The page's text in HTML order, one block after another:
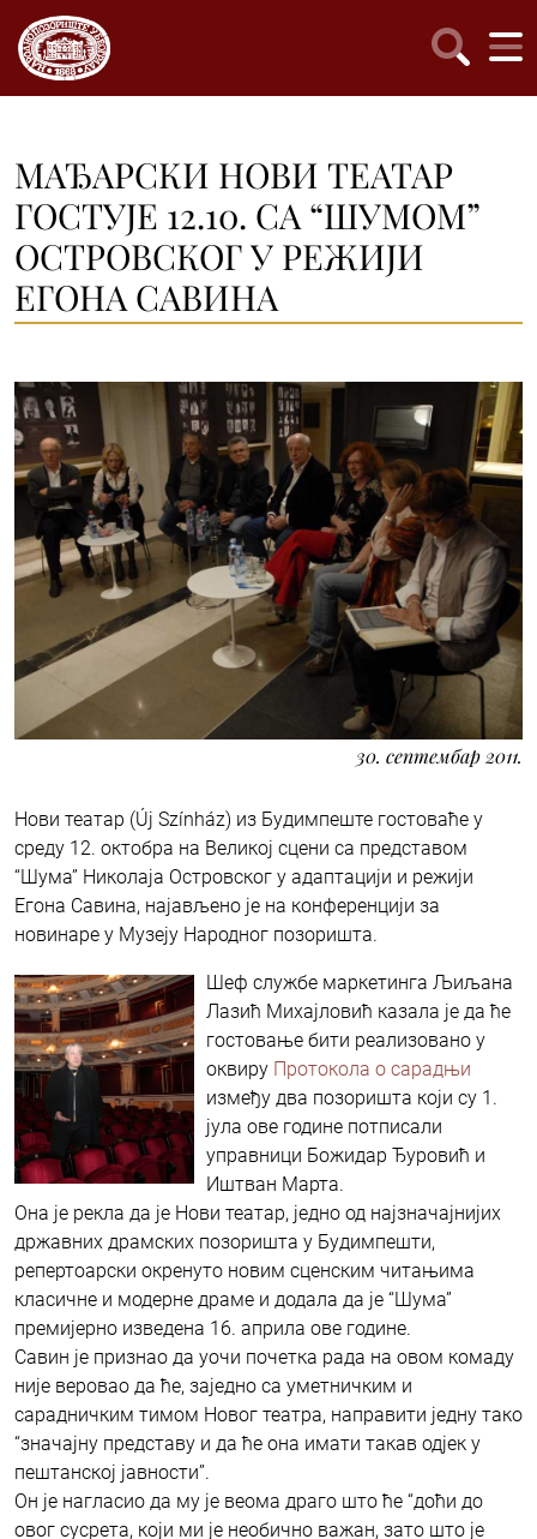
МАЂАРСКИ НОВИ ТЕАТАР
ГОСТУЈЕ 12.10. СА “ШУМОМ”
ОСТРОВСКОГ У РЕЖИЈИ
ЕГОНА САВИНА
30. септембар 2011.
Нови театар (Új Színház) из Будимпеште гостоваће у
среду 12. октобра на Великој сцени са представом
“Шума” Николаја Островског у адаптацији и режији
Егона Савина, најављено је на конференцији за
новинаре у Музеју Народног позоришта.
Шеф службе маркетинга Љиљана
Лазић Михајловић казала је да ће
гостовање бити реализовано у
оквиру Протокола о сарадњи
између два позоришта који су 1.
јула ове године потписали
управници Божидар Ђуровић и
Иштван Марта.
Она је рекла да је Нови театар, једно од најзначајнијих
државних драмских позоришта у Будимпешти,
репертоарски окренуто новим сценским читањима
класичне и модерне драме и додала да је “Шума”
премијерно изведена 16. априла ове године.
Савин је признао да уочи почетка рада на овом комаду
није веровао да ће, заједно са уметничким и
сарадничким тимом Новог театра, направити једну тако
“значајну представу и да ће она имати такав одјек у
пештанској јавности”.
Он је нагласио да му је веома драго што ће “доћи до
овог сусрета, који ми је необично важан, зато што је